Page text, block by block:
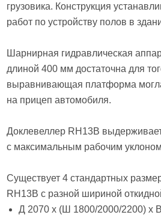
грузовика. Конструкция
работ по устройству полов в
Шарнирная гидравлическая
длиной 400 мм достаточна для
выравнивающая платформа
на прицеп автомобиля.
Доклевеллер RH13B выдерживает
с максимальным рабочим
Существует 4 стандартных
RH13B с разной шириной
Д 2070 х (Ш 1800/2000/2200) х